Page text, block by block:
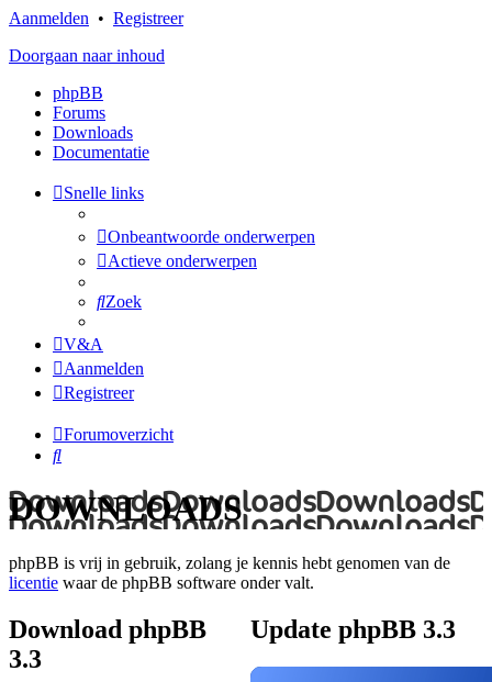
Aanmelden • Registreer
Doorgaan naar inhoud
phpBB
Forums
Downloads
Documentatie
Snelle links
Onbeantwoorde onderwerpen
Actieve onderwerpen
Zoek
V&A
Aanmelden
Registreer
Forumoverzicht
Zoek
DOWNLOADS
phpBB is vrij in gebruik, zolang je kennis hebt genomen van de
licentie waar de phpBB software onder valt.
Download phpBB
3.3
Update phpBB 3.3